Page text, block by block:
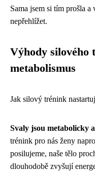
Sama jsem si tím prošla
nepřehlížet.
Výhody silového
metabolismus
Jak silový trénink
Svaly jsou metabolicky
trénink pro nás ženy
posilujeme, naše tělo
dlouhodobě zvyšují